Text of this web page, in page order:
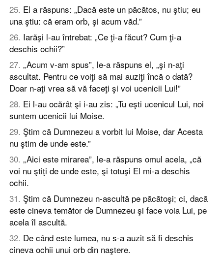
25. El a răspuns: „Dacă este un păcătos, nu ştiu; eu
una ştiu: că eram orb, şi acum văd.”
26. Iarăşi l-au întrebat: „Ce ţi-a făcut? Cum ţi-a
deschis ochii?”
27. „Acum v-am spus”, le-a răspuns el, „şi n-aţi
ascultat. Pentru ce voiţi să mai auziţi încă o dată?
Doar n-aţi vrea să vă faceţi şi voi ucenicii Lui!”
28. Ei l-au ocărât şi i-au zis: „Tu eşti ucenicul Lui, noi
suntem ucenicii lui Moise.
29. Ştim că Dumnezeu a vorbit lui Moise, dar Acesta
nu ştim de unde este.”
30. „Aici este mirarea”, le-a răspuns omul acela, „că
voi nu ştiţi de unde este, şi totuşi El mi-a deschis
ochii.
31. Ştim că Dumnezeu n-ascultă pe păcătoşi; ci, dacă
este cineva temător de Dumnezeu şi face voia Lui, pe
acela îl ascultă.
32. De când este lumea, nu s-a auzit să fi deschis
cineva ochii unui orb din naştere.